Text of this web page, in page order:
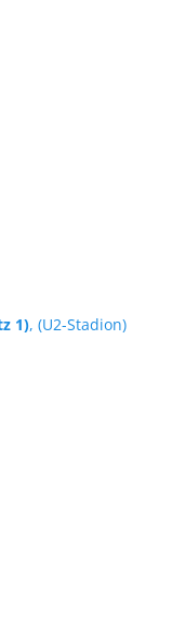
1), (U2-Stadion)